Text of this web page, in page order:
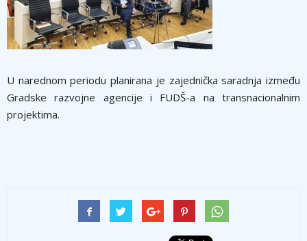
U narednom periodu planirana je zajednička saradnja između
Gradske razvojne agencije i FUDŠ-a na transnacionalnim
projektima.